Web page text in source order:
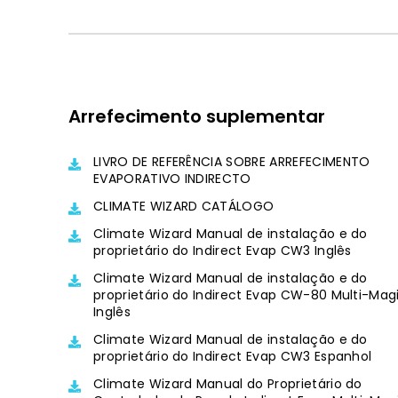
Arrefecimento suplementar
LIVRO DE REFERÊNCIA SOBRE ARREFECIMENTO
EVAPORATIVO INDIRECTO
CLIMATE WIZARD CATÁLOGO
Climate Wizard Manual de instalação e do
proprietário do Indirect Evap CW3 Inglês
Climate Wizard Manual de instalação e do
proprietário do Indirect Evap CW-80 Multi-
Inglês
Climate Wizard Manual de instalação e do
proprietário do Indirect Evap CW3 Espanhol
Climate Wizard Manual do Proprietário do